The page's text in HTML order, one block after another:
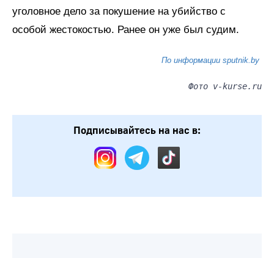
уголовное дело за покушение на убийство с
особой жестокостью. Ранее он уже был судим.
По информации sputnik.by
Фото v-kurse.ru
Подписывайтесь на нас в: